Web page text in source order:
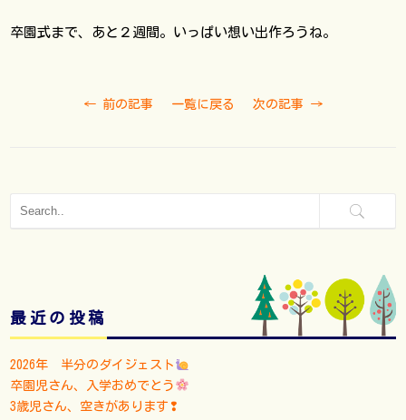
卒園式まで、あと２週間。いっぱい想い出作ろうね。
← 前の記事 一覧に戻る 次の記事 →
最近の投稿
2026年 半分のダイジェスト
卒園児さん、入学おめでとう
3歳児さん、空きがあります❢